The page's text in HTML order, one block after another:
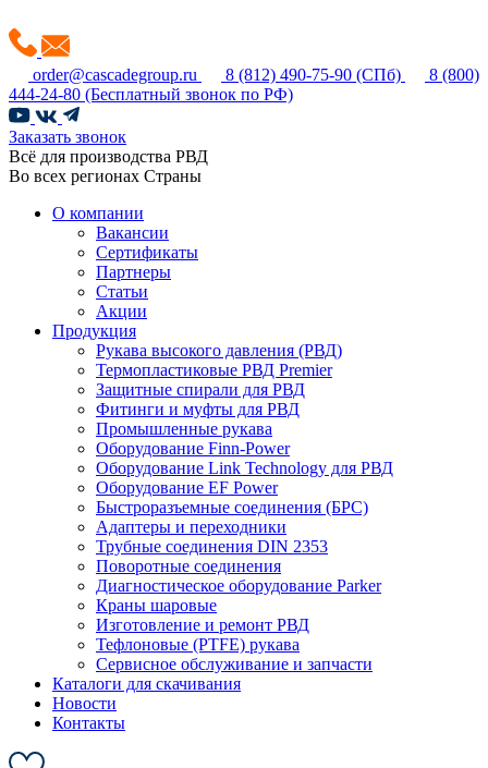
order@cascadegroup.ru 8 (812) 490-75-90 (СПб)
8 (800)
444-24-80 (Бесплатный звонок по РФ)
Заказать звонок
Всё для производства РВД
Во всех регионах Страны
О компании
Вакансии
Сертификаты
Партнеры
Статьи
Акции
Продукция
Рукава высокого давления (РВД)
Термопластиковые РВД Premier
Защитные спирали для РВД
Фитинги и муфты для РВД
Промышленные рукава
Оборудование Finn-Power
Оборудование Link Technology для РВД
Оборудование EF Power
Быстроразъемные соединения (БРС)
Адаптеры и переходники
Трубные соединения DIN 2353
Поворотные соединения
Диагностическое оборудование Parker
Краны шаровые
Изготовление и ремонт РВД
Тефлоновые (PTFE) рукава
Сервисное обслуживание и запчасти
Каталоги для скачивания
Новости
Контакты